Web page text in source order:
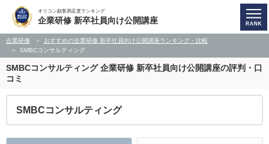
オリコン顧客満足度ランキング
企業研修 新卒社員向け公開講座
企業研修
おすすめの企業研修 新卒社員向け公開講座ランキング・比較
SMBCコンサルティング
SMBCコンサルティング企業研修 新卒社員向け公開講座の評判・口
コミ
SMBCコンサルティング